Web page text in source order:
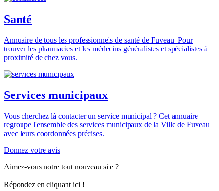
Santé
Annuaire de tous les professionnels de santé de Fuveau. Pour
trouver les pharmacies et les médecins généralistes et spécialistes à
proximité de chez vous.
Services municipaux
Vous cherchez là contacter un service municipal ? Cet annuaire
regroupe l'ensemble des services municipaux de la Ville de Fuveau
avec leurs coordonnées précises.
Donnez votre avis
Aimez-vous notre tout nouveau site ?
Répondez en cliquant ici !